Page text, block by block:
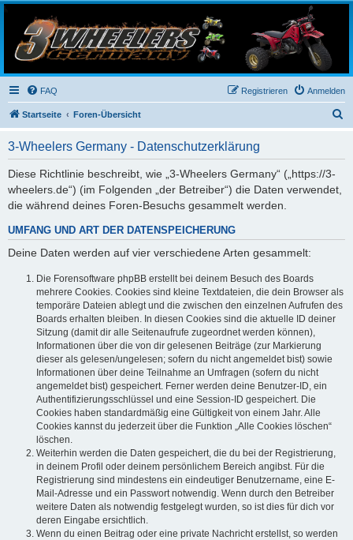
3-Wheelers Germany
Honda, Yamaha, Kawasaki Trike
FAQ Anmelden
Registrieren
Startseite Foren-Übersicht
3-Wheelers Germany - Datenschutzerklärung
Diese Richtlinie beschreibt, wie „3-Wheelers Germany“ („https://3-
wheelers.de“) (im Folgenden „der Betreiber“) die Daten verwendet,
die während deines Foren-Besuchs gesammelt werden.
UMFANG UND ART DER DATENSPEICHERUNG
Deine Daten werden auf vier verschiedene Arten gesammelt:
Die Forensoftware phpBB erstellt bei deinem Besuch des Boards
mehrere Cookies. Cookies sind kleine Textdateien, die dein Browser als
temporäre Dateien ablegt und die zwischen den einzelnen Aufrufen des
Boards erhalten bleiben. In diesen Cookies sind die aktuelle ID deiner
Sitzung (damit dir alle Seitenaufrufe zugeordnet werden können),
Informationen über die von dir gelesenen Beiträge (zur Markierung
dieser als gelesen/ungelesen; sofern du nicht angemeldet bist) sowie
Informationen über deine Teilnahme an Umfragen (sofern du nicht
angemeldet bist) gespeichert. Ferner werden deine Benutzer-ID, ein
Authentifizierungsschlüssel und eine Session-ID gespeichert. Die
Cookies haben standardmäßig eine Gültigkeit von einem Jahr. Alle
Cookies kannst du jederzeit über die Funktion „Alle Cookies löschen“
löschen.
Weiterhin werden die Daten gespeichert, die du bei der Registrierung,
in deinem Profil oder deinem persönlichem Bereich angibst. Für die
Registrierung sind mindestens ein eindeutiger Benutzername, eine E-
Mail-Adresse und ein Passwort notwendig. Wenn durch den Betreiber
weitere Daten als notwendig festgelegt wurden, so ist dies für dich vor
deren Eingabe ersichtlich.
Wenn du einen Beitrag oder eine private Nachricht erstellst, so werden